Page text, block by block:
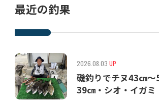
最近の釣果
2026.08.03 UP
磯釣りでチヌ43㎝〜
39㎝・シオ・イガミ